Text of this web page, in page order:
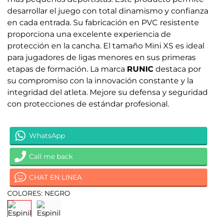
desarrollar el juego con total dinamismo y confianza
en cada entrada. Su fabricación en PVC resistente
proporciona una excelente experiencia de
protección en la cancha. El tamaño Mini XS es ideal
para jugadores de ligas menores en sus primeras
etapas de formación. La marca RUNIC destaca por
su compromiso con la innovación constante y la
integridad del atleta. Mejore su defensa y seguridad
con protecciones de estándar profesional.
WhatsApp
Call me back
CHAT EN LINEA
COLORES: NEGRO